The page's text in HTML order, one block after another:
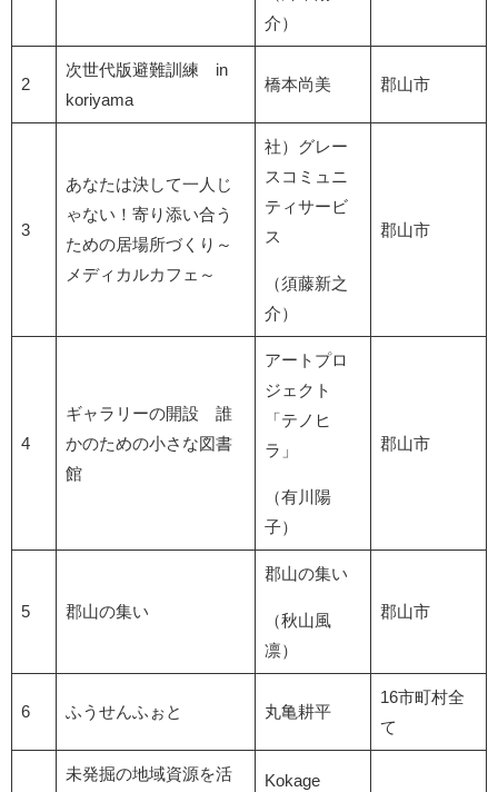
介）
2
次世代版避難訓練 in
koriyama
橋本尚美 郡山市
3
あなたは決して一人じ
ゃない！寄り添い合う
ための居場所づくり～
メディカルカフェ～
社）グレー
スコミュニ
ティサービ
ス
（須藤新之
介）
郡山市
4
ギャラリーの開設 誰
かのための小さな図書
館
アートプロ
ジェクト
「テノヒ
ラ」
（有川陽
子）
郡山市
5 郡山の集い
郡山の集い
（秋山風
凛）
郡山市
6 ふうせんふぉと 丸亀耕平
16市町村全
て
未発掘の地域資源を活
Kokage